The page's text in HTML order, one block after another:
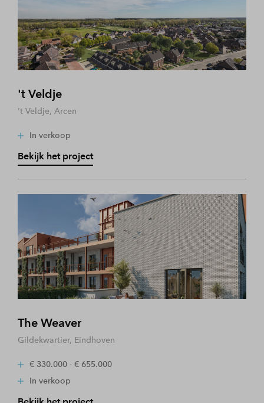
't Veldje
't Veldje, Arcen
In verkoop
Bekijk het project
The Weaver
Gildekwartier, Eindhoven
€ 330.000 - € 655.000
In verkoop